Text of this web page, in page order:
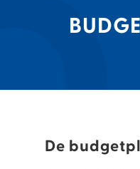
De